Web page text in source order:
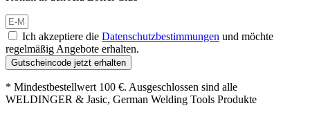
Ich akzeptiere die Datenschutzbestimmungen und möchte
regelmäßig Angebote erhalten.
Gutscheincode jetzt erhalten
* Mindestbestellwert 100 €. Ausgeschlossen sind alle
WELDINGER & Jasic, German Welding Tools Produkte